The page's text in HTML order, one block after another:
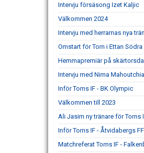
Intervju försäsong Izet Kaljic
Välkommen 2024
Intervju med herrarnas nya
Omstart för Torn i Ettan Södra
Hemmapremiär på
Intervju med Nima
Inför Torns IF - BK Olympic
Välkommen till 2023
Ali Jasim ny tränare för Torns
Inför Torns IF - Åtvidabergs FF
Matchreferat Torns IF -